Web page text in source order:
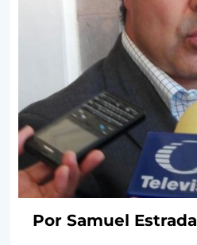
Por Samuel Estrada